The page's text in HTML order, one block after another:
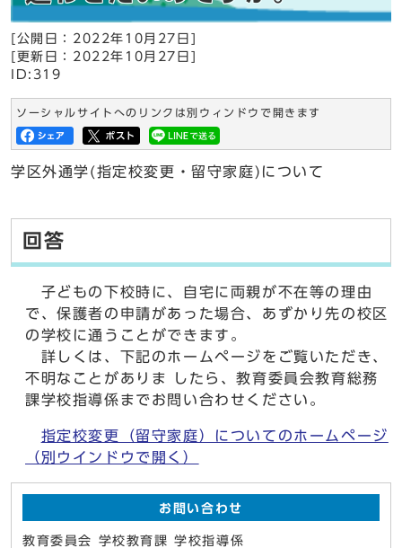
[公開日：2022年10月27日]
[更新日：2022年10月27日]
ID:319
ソーシャルサイトへのリンクは別ウィンドウで開きます
学区外通学(指定校変更・留守家庭)について
回答
子どもの下校時に、自宅に両親が不在等の理由
で、保護者の申請があった場合、あずかり先の校区
の学校に通うことができます。
詳しくは、下記のホームページをご覧いただき、
不明なことがありま したら、教育委員会教育総務
課学校指導係までお問い合わせください。
指定校変更（留守家庭）についてのホームページ
（別ウインドウで開く）
お問い合わせ
教育委員会 学校教育課 学校指導係